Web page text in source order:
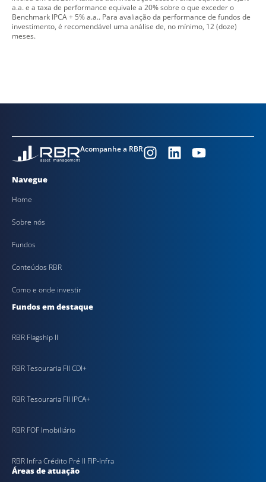
a.a. e a taxa de performance equivale a 20% sobre o que exceder o
Benchmark IPCA + 5% a.a.. Para avaliação da performance de fundos de
investimento, é recomendável uma análise de, no mínimo, 12 (doze)
meses.
Acompanhe a RBR
Navegue
Home
Sobre nós
Fundos
Conteúdos RBR
Como e onde investir
Fundos em destaque
RBR Flagship II
RBR Tesouraria FII CDI+
RBR Tesouraria FII IPCA+
RBR FOF Imobiliário
RBR Infra Crédito Pré II FIP-Infra
Áreas de atuação